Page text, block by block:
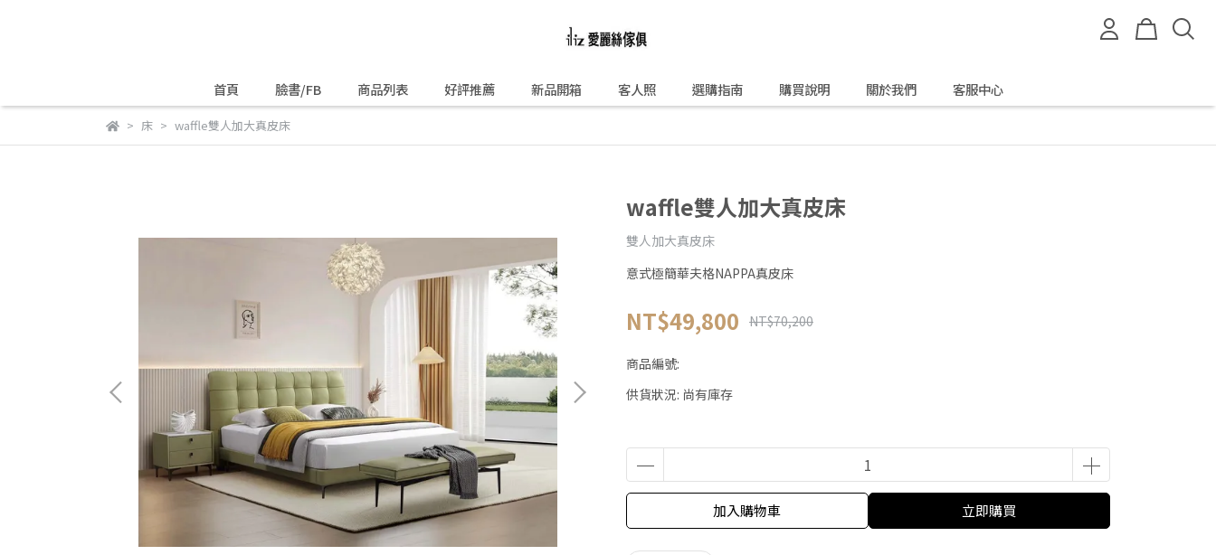
首頁 臉書/FB 商品列表 好評推薦 新品開箱 客人照 選購指南 購買說明 關於我們 客服中心
床 waffle雙人加大真皮床
waffle雙人加大真皮床
雙人加大真皮床
意式極簡華夫格NAPPA真皮床
NT$49,800 NT$70,200
商品編號:
供貨狀況: 尚有庫存
加入購物車 立即購買